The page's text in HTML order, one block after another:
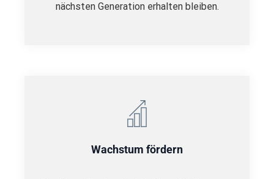
nächsten Generation erhalten bleiben.
Wachstum fördern